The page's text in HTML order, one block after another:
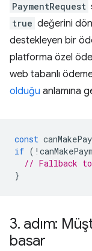
PaymentRequest
true değerini
destekleyen bir
platforma özel
web tabanlı
olduğu anlamına
const
if ( !
// Fallback to
}
3. adım:
basar